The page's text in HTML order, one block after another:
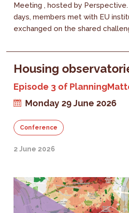
Meeting , hosted by
days, members met with EU
exchanged on the shared
Housing
Episode 3 of
Monday 29 June 2026
Conference
2 June 2026